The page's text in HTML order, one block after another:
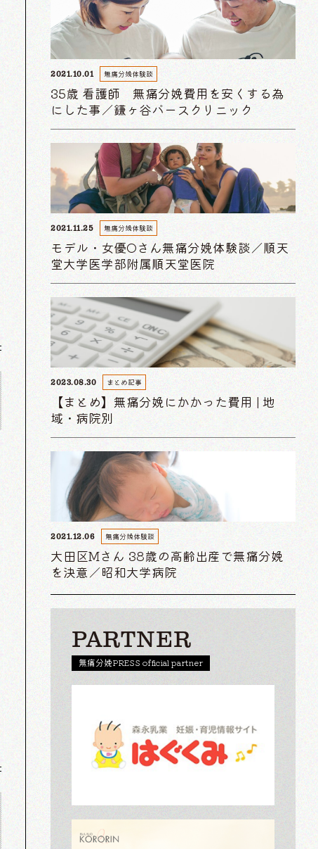
2021.10.01 無痛分娩体験談
35歳 看護師 無痛分娩費用を安くする為
にした事／鎌ヶ谷バースクリニック
2021.11.25 無痛分娩体験談
モデル・女優Oさん無痛分娩体験談／順天
堂大学医学部附属順天堂医院
2023.08.30 まとめ記事
【まとめ】無痛分娩にかかった費用 | 地
域・病院別
2021.12.06 無痛分娩体験談
大田区Mさん 38歳の高齢出産で無痛分娩
を決意／昭和大学病院
PARTNER
無痛分娩PRESS official partner